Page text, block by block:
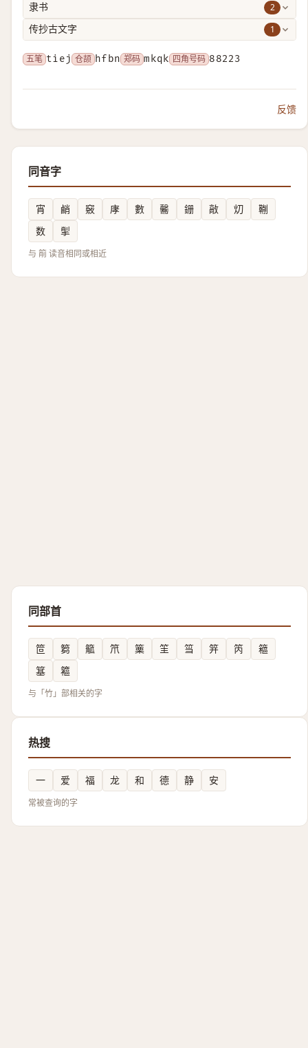
隶书 2
传抄古文字 1
五笔 tiej 仓颉 hfbn 郑码 mkqk 四角号码 88223
反馈
同音字
宵 䴛 竅 庨 數 毊 銏 㪣 灱
鞩
数
揱
与 箾 读音相同或相近
同部首
笸 篘 䉉 笊 篥 䇠 筜 笄 笍
䉩
簊
䉱
与「竹」部相关的字
热搜
一 爱 福 龙 和 德 静 安
常被查询的字